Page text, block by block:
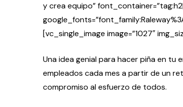
y crea equipo”
[vc_single_image image=”1027″
Una idea genial para hacer piña en tu
empleados cada mes a partir de un
compromiso al esfuerzo de todos.